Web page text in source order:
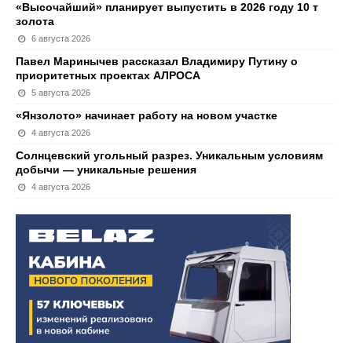
«Высочайший» планирует выпустить в 2026 году 10 т
золота
6 августа 2026
Павел Маринычев рассказал Владимиру Путину о
приоритетных проектах АЛРОСА
5 августа 2026
«Янзолото» начинает работу на новом участке
4 августа 2026
Солнцевский угольный разрез. Уникальным условиям
добычи — уникальные решения
4 августа 2026